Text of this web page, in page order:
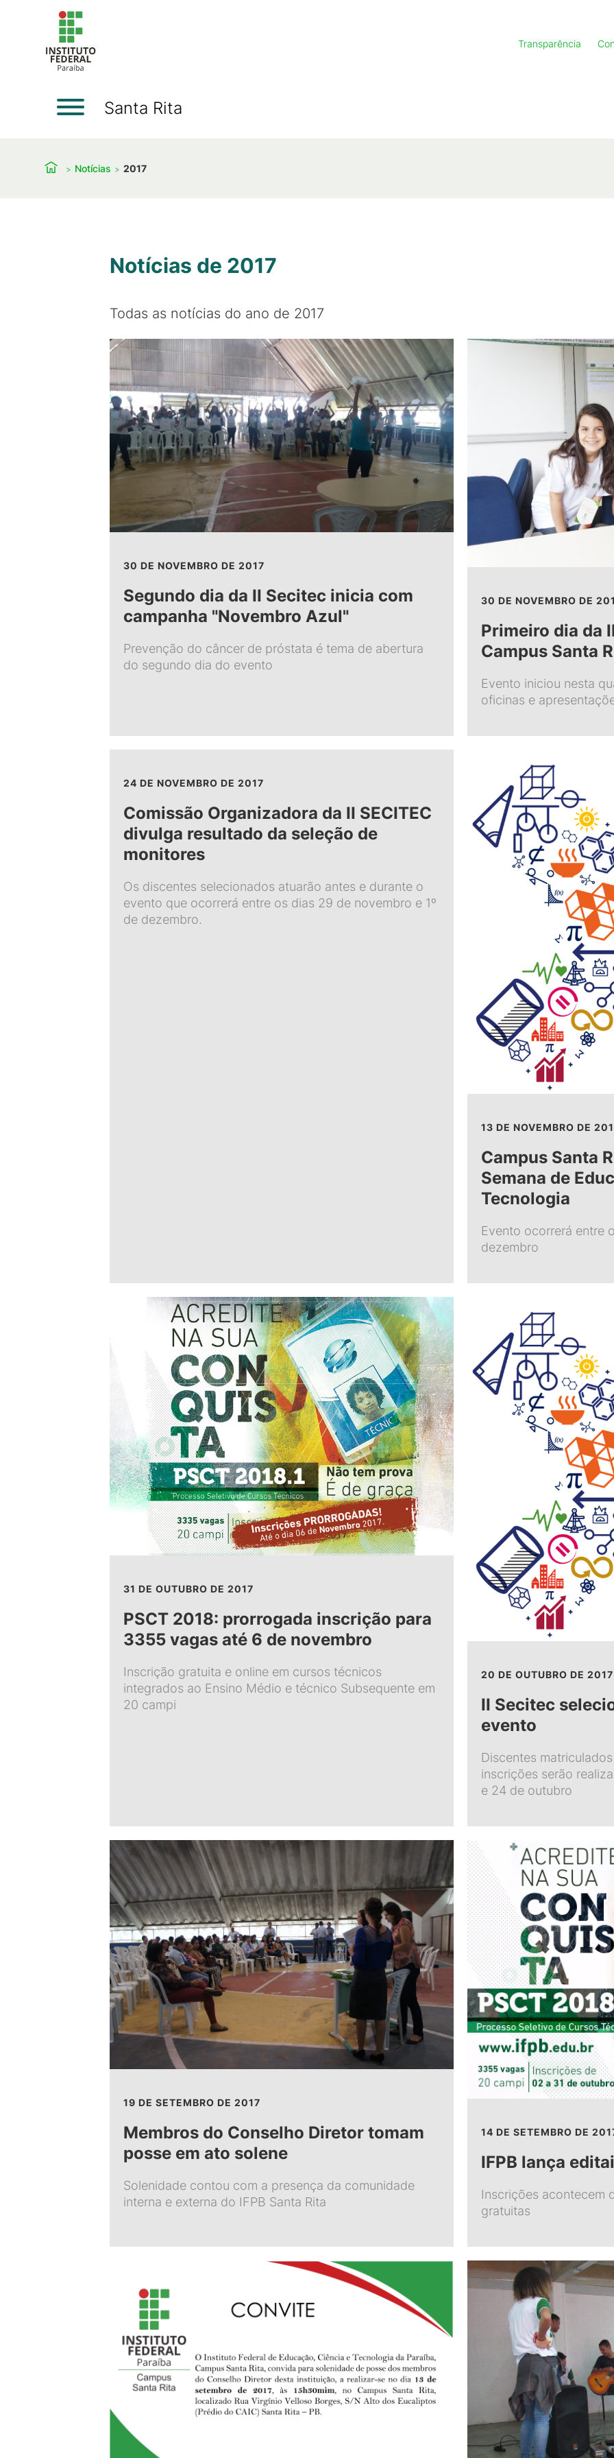
Transparência
Santa Rita
Notícias 2017
Notícias de 2017
Todas as notícias do ano de 2017
30 DE NOVEMBRO DE 2017
Segundo dia da II Secitec inicia com
campanha "Novembro Azul"
Prevenção do câncer de próstata é tema de abertura
do segundo dia do evento
30 DE NOVEMBRO DE
Primeiro dia da
Campus Santa
Evento iniciou nesta
oficinas e
24 DE NOVEMBRO DE 2017
Comissão Organizadora da II SECITEC
divulga resultado da seleção de
monitores
Os discentes selecionados atuarão antes e durante o
evento que ocorrerá entre os dias 29 de novembro e 1º
de dezembro.
13 DE NOVEMBRO DE
Campus Santa
Semana de
Tecnologia
Evento ocorrerá entre
dezembro
31 DE OUTUBRO DE 2017
PSCT 2018: prorrogada inscrição para
3355 vagas até 6 de novembro
Inscrição gratuita e online em cursos técnicos
integrados ao Ensino Médio e técnico Subsequente em
20 campi
20 DE OUTUBRO DE 2017
II Secitec
evento
Discentes
inscrições serão
e 24 de outubro
19 DE SETEMBRO DE 2017
Membros do Conselho Diretor tomam
posse em ato solene
Solenidade contou com a presença da comunidade
interna e externa do IFPB Santa Rita
14 DE SETEMBRO DE
IFPB lança
Inscrições acontecem
gratuitas